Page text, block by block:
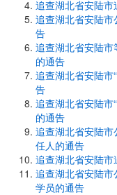
追查湖北省安陆
追查湖北省安陆
告
追查湖北省安陆
的通告
追查湖北省安陆市
告
追查湖北省安陆市
的通告
追查湖北省安陆
任人的通告
追查湖北省安陆
追查湖北省安陆
学员的通告